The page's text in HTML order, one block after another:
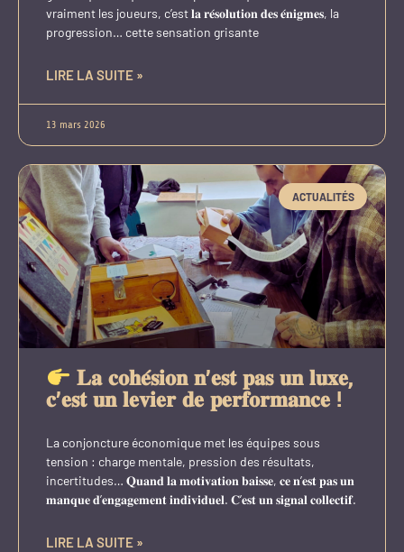
vraiment les joueurs, c’est 𝐥𝐚 𝐫𝐞́𝐬𝐨𝐥𝐮𝐭𝐢𝐨𝐧 𝐝𝐞𝐬 𝐞́𝐧𝐢𝐠𝐦𝐞𝐬, la
progression… cette sensation grisante
LIRE LA SUITE »
13 mars 2026
ACTUALITÉS
𝐋𝐚 𝐜𝐨𝐡𝐞́𝐬𝐢𝐨𝐧 𝐧’𝐞𝐬𝐭 𝐩𝐚𝐬 𝐮𝐧 𝐥𝐮𝐱𝐞,
𝐜’𝐞𝐬𝐭 𝐮𝐧 𝐥𝐞𝐯𝐢𝐞𝐫 𝐝𝐞 𝐩𝐞𝐫𝐟𝐨𝐫𝐦𝐚𝐧𝐜𝐞 !
La conjoncture économique met les équipes sous
tension : charge mentale, pression des résultats,
incertitudes… 𝐐𝐮𝐚𝐧𝐝 𝐥𝐚 𝐦𝐨𝐭𝐢𝐯𝐚𝐭𝐢𝐨𝐧 𝐛𝐚𝐢𝐬𝐬𝐞, 𝐜𝐞 𝐧’𝐞𝐬𝐭 𝐩𝐚𝐬 𝐮𝐧
𝐦𝐚𝐧𝐪𝐮𝐞 𝐝’𝐞𝐧𝐠𝐚𝐠𝐞𝐦𝐞𝐧𝐭 𝐢𝐧𝐝𝐢𝐯𝐢𝐝𝐮𝐞𝐥. 𝐂’𝐞𝐬𝐭 𝐮𝐧 𝐬𝐢𝐠𝐧𝐚𝐥 𝐜𝐨𝐥𝐥𝐞𝐜𝐭𝐢𝐟.
LIRE LA SUITE »